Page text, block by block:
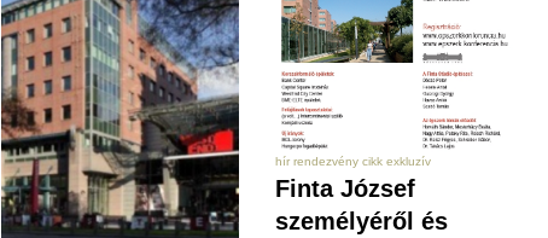
hír rendezvény cikk exkluzív
Finta József
személyéről és